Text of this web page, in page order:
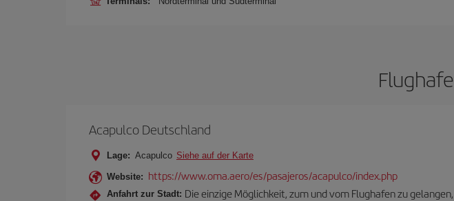
Acapulco Deutschland
Lage: Acapulco Siehe auf der Karte
Website: https://www.oma.aero/es/pasajeros/acapulco/index.php
Anfahrt zur Stadt: Die einzige Möglichkeit, zum und vom Flughafen zu